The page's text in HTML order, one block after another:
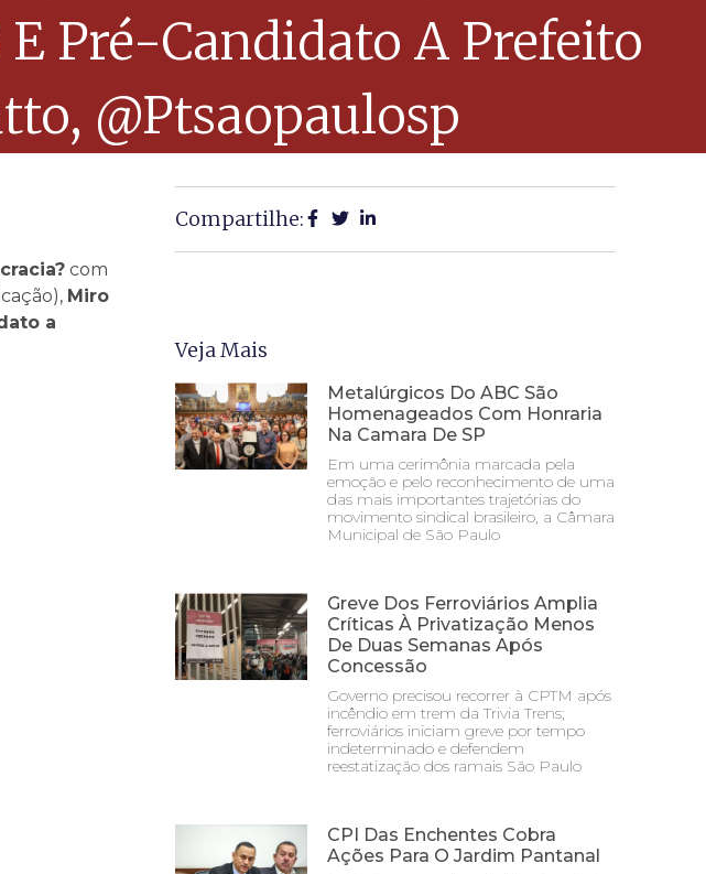
Pré-Candidato A Prefeito
@ptsaopaulosp
com
Miro
a
Compartilhe:
Veja Mais
Metalúrgicos Do ABC São
Homenageados Com Honraria
Na Camara De SP
Em uma cerimônia marcada pela
emoção e pelo reconhecimento de uma
das mais importantes trajetórias do
movimento sindical brasileiro, a Câmara
Municipal de São Paulo
Greve Dos Ferroviários Amplia
Críticas À Privatização Menos
De Duas Semanas Após
Concessão
Governo precisou recorrer à CPTM após
incêndio em trem da Trivia Trens;
ferroviários iniciam greve por tempo
indeterminado e defendem
reestatização dos ramais São Paulo
CPI Das Enchentes Cobra
Ações Para O Jardim Pantanal